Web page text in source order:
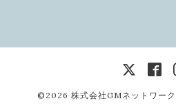
©2026 株式会社GMネットワーク